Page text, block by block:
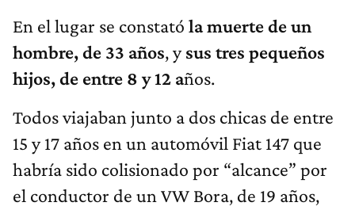
En el lugar se constató la muerte de un
hombre, de 33 años, ysus tres pequeños
hijos, de entre 8 y 12 años.
Todos viajaban junto a dos chicas de entre
15 y 17 años en un automóvil Fiat 147 que
habría sido colisionado por “alcance” por
el conductor de un VW Bora, de 19 años,